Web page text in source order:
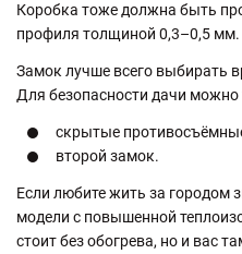
Коробка тоже должна быть
профиля толщиной 0,3–0,5 мм.
Замок лучше всего выбирать
Для безопасности дачи
скрытые
второй замок.
Если любите жить за городом
модели с повышенной
стоит без обогрева, но и вас